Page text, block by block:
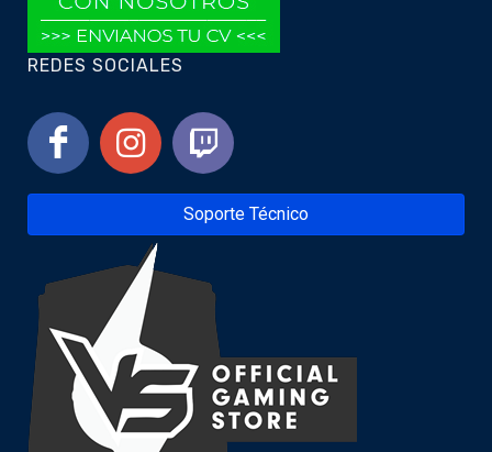
REDES SOCIALES
Soporte Técnico